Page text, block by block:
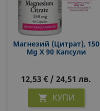
Магнезий (цитрат), 150
Mg Х 90 Капсули
12,53 € / 24,51 лв.
 КУПИ